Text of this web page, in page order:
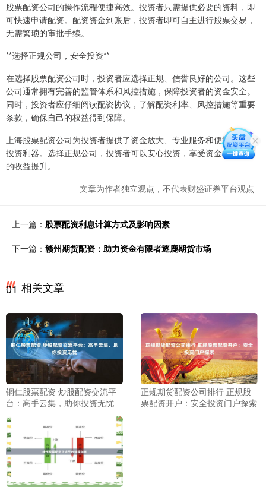
股票配资公司的操作流程便捷高效。投资者只需提供必要的资料，即
可快速申请配资。配资资金到账后，投资者即可自主进行股票交易，
无需繁琐的审批手续。
**选择正规公司，安全投资**
在选择股票配资公司时，投资者应选择正规、信誉良好的公司。这些
公司通常拥有完善的监管体系和风控措施，保障投资者的资金安全。
同时，投资者应仔细阅读配资协议，了解配资利率、风控措施等重要
条款，确保自己的权益得到保障。
上海股票配资公司为投资者提供了资金放大、专业服务和便捷操作的
投资利器。选择正规公司，投资者可以安心投资，享受资金放大带来
的收益提升。
文章为作者独立观点，不代表财盛证券平台观点
上一篇： 股票配资利息计算方式及影响因素
下一篇： 赣州期货配资：助力资金有限者逐鹿期货市场
01 相关文章
铜仁股票配资 炒股配资交流平
台：高手云集，助你投资无忧
正规期货配资公司排行 正规股
票配资开户：安全投资门户探索